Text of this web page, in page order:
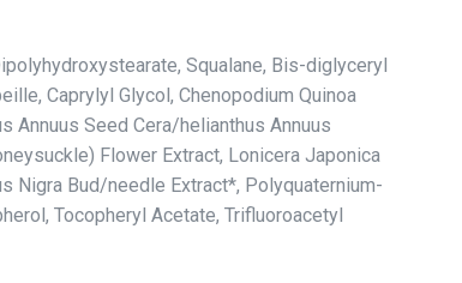
Squalane, Bis-diglyceryl
Caprylyl Glycol, Chenopodium Quinoa
Annuus Seed Cera/helianthus Annuus
Flower Extract, Lonicera Japonica
Nigra Bud/needle Extract*, Polyquaternium-
Tocopheryl Acetate, Trifluoroacetyl